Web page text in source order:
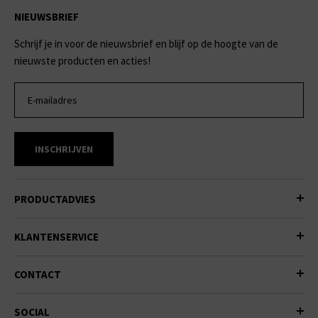
NIEUWSBRIEF
Schrijf je in voor de nieuwsbrief en blijf op de hoogte van de
nieuwste producten en acties!
INSCHRIJVEN
PRODUCTADVIES
KLANTENSERVICE
CONTACT
SOCIAL